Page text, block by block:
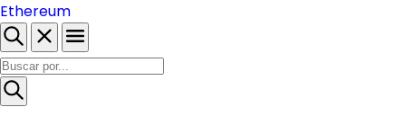
Ethereum